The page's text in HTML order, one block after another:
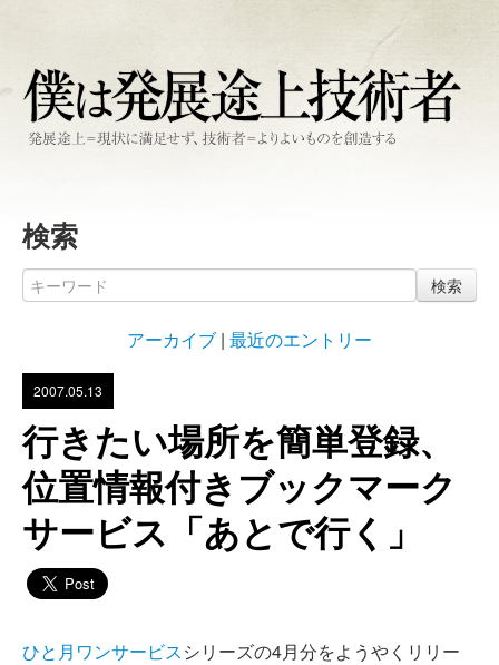
検索
検索
アーカイブ | 最近のエントリー
2007.05.13
行きたい場所を簡単登録、
位置情報付きブックマーク
サービス「あとで行く」
ひと月ワンサービスシリーズの4月分をようやくリリー